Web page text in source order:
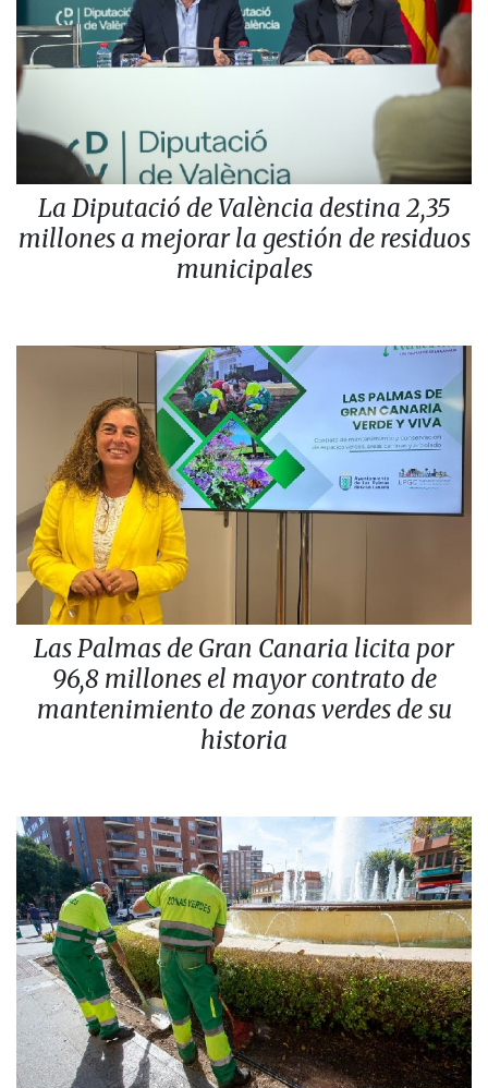
La Diputació de València destina 2,35
millones a mejorar la gestión de residuos
municipales
Las Palmas de Gran Canaria licita por
96,8 millones el mayor contrato de
mantenimiento de zonas verdes de su
historia